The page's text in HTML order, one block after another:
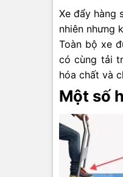
Xe đẩy hàng
nhiên nhưng
Toàn bộ xe
có cùng tải
hóa chất và
Một số